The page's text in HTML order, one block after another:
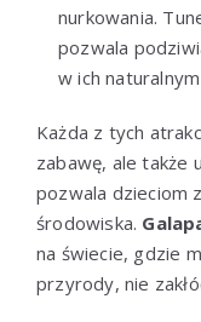
nurkowania.
pozwala
w ich
Każda z tych
zabawę, ale także
pozwala dzieciom
środowiska.
na świecie, gdzie
przyrody, nie